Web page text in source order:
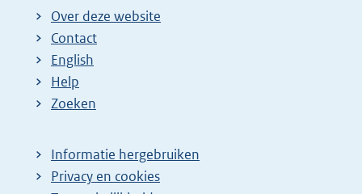
Over deze website
Contact
English
Help
Zoeken
Informatie hergebruiken
Privacy en cookies